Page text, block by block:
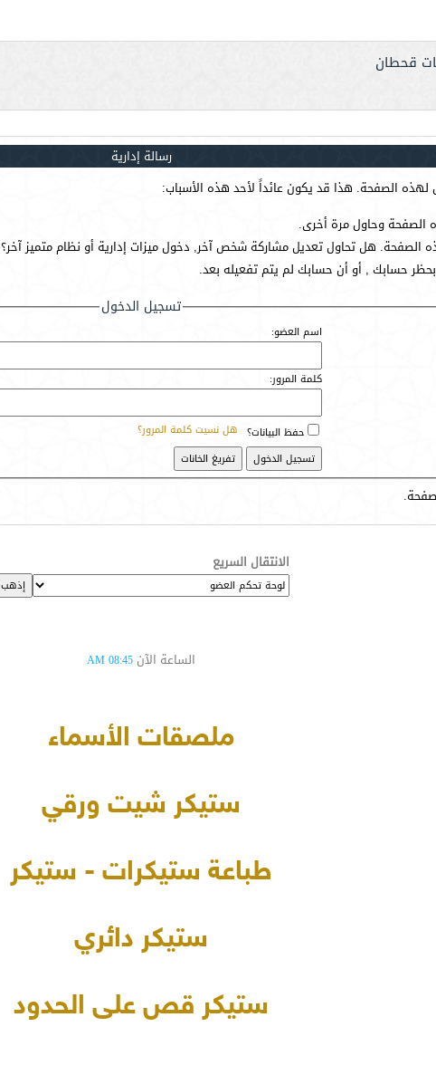
قحطان
رسالة إدارية
الصفحة. هذا قد يكون عائداً لأحد هذه الأسباب:
الصفحة وحاول مرة أخرى.
الصفحة. هل تحاول تعديل مشاركة شخص آخر, دخول ميزات إدارية أو نظام متميز آخر؟
بحظر حسابك , أو أن حسابك لم يتم تفعيله بعد.
تسجيل الدخول
اسم العضو:
كلمة المرور:
هل نسيت كلمة المرور؟ حفظ البيانات؟
الانتقال السريع
الساعة الآن 08:45 AM
ملصقات الأسماء
ستيكر شيت ورقي
طباعة ستيكرات - ستيكر
ستيكر دائري
ستيكر قص على الحدود